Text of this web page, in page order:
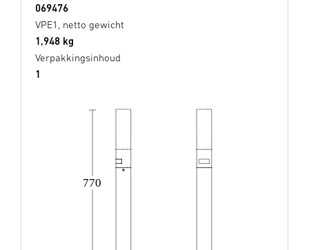
069476
VPE1, netto gewicht
1,948 kg
Verpakkingsinhoud
1
770